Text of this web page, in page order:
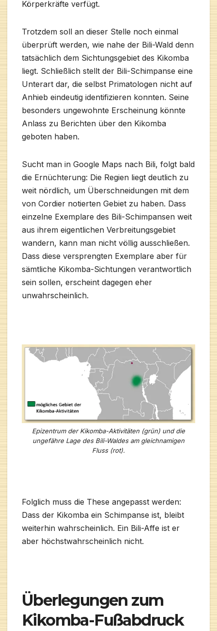
Körperkräfte verfügt.
Trotzdem soll an dieser Stelle noch einmal
überprüft werden, wie nahe der Bili-Wald denn
tatsächlich dem Sichtungsgebiet des Kikomba
liegt. Schließlich stellt der Bili-Schimpanse eine
Unterart dar, die selbst Primatologen nicht auf
Anhieb eindeutig identifizieren konnten. Seine
besonders ungewohnte Erscheinung könnte
Anlass zu Berichten über den Kikomba
geboten haben.
Sucht man in Google Maps nach Bili, folgt bald
die Ernüchterung: Die Regien liegt deutlich zu
weit nördlich, um Überschneidungen mit dem
von Cordier notierten Gebiet zu haben. Dass
einzelne Exemplare des Bili-Schimpansen weit
aus ihrem eigentlichen Verbreitungsgebiet
wandern, kann man nicht völlig ausschließen.
Dass diese versprengten Exemplare aber für
sämtliche Kikomba-Sichtungen verantwortlich
sein sollen, erscheint dagegen eher
unwahrscheinlich.
Epizentrum der Kikomba-Aktivitäten (grün) und die
ungefähre Lage des Bili-Waldes am gleichnamigen
Fluss (rot).
Folglich muss die These angepasst werden:
Dass der Kikomba ein Schimpanse ist, bleibt
weiterhin wahrscheinlich. Ein Bili-Affe ist er
aber höchstwahrscheinlich nicht.
Überlegungen zum
Kikomba-Fußabdruck